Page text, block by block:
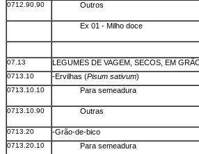
0712.90.90 Outros
Ex 01 - Milho doce
07.13 LEGUMES DE VAGEM, SECOS, EM
0713.10 -Ervilhas (Pisum sativum)
0713.10.10 Para semeadura
0713.10.90 Outras
0713.20 -Grão-de-bico
0713.20.10 Para semeadura